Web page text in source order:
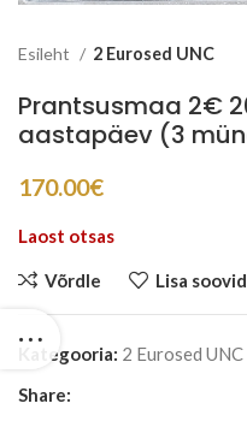
Esileht 2 Eurosed UNC
Prantsusmaa 2€
aastapäev (3
170.00€
Laost otsas
Võrdle Lisa
Kategooria: 2 Eurosed UNC
Share: